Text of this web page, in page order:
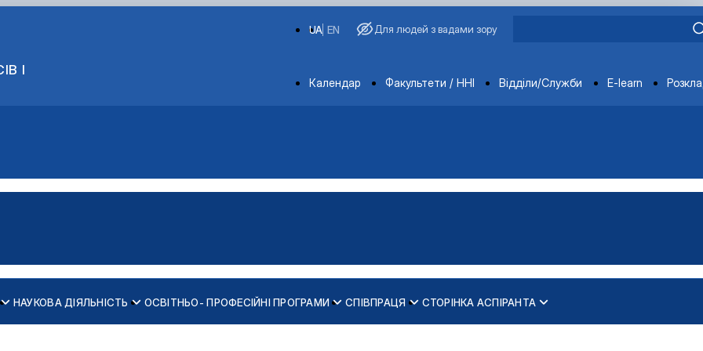
І
EN
UA Для людей з вадами зору
Departments
Календар Факультети / ННІ Відділи/Служби E-learn
ОС "Бакалавр"
НАУКОВА ДІЯЛЬНІСТЬ ОСВІТНЬО- ПРОФЕСІЙНІ ПРОГРАМИ СПІВПРАЦЯ СТОРІНКА АСПІРАНТА